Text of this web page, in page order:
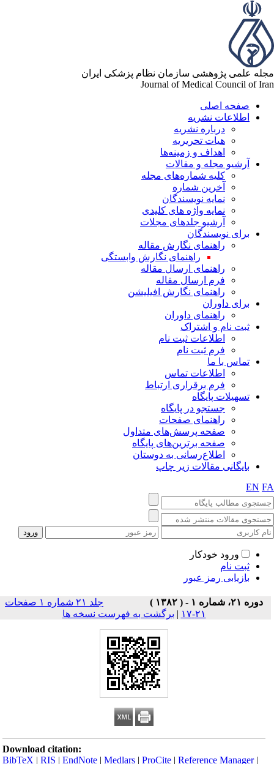
علمی پژوهشی سازمان نظام پزشکی ایران
Journal of Medical Council of
صفحه اصلی
اطلاعات نشریه
درباره نشریه
هیات تحریریه
اهداف و زمینه‌ها
آرشیو مجله و مقالات
کلیه شماره‌های مجله
آخرین شماره
نمایه نویسندگان
نمایه واژه های کلیدی
آرشیو جلدهای مجلات
برای نویسندگان
راهنمای نگارش مقاله
راهنمای نگارش وابستگی
راهنمای ارسال مقاله
فرم ارسال مقاله
راهنمای نگارش افیلیشن
برای داوران
راهنمای داوران
ثبت نام و اشتراک
اطلاعات ثبت نام
فرم ثبت نام
تماس با ما
اطلاعات تماس
فرم برقراری ارتباط
تسهیلات پایگاه
جستجو در پایگاه
راهنمای صفحات
صفحه پرسش‌های متداول
صفحه برترین‌های پایگاه
اطلاع‌رسانی به دوستان
بایگانی مقالات زیر چاپ
EN
ورود خودکار
ثبت نام
بازیابی رمز عبور
دوره ۲۱، شماره ۱ - ( ۱۳۸۲ )
جلد ۲۱ شماره ۱ صفحات
۲۱-۱۷
| برگشت به فهرست نسخه ها
Download citation:
BibTeX |RIS |EndNote |Medlars |ProCite |Reference Manager